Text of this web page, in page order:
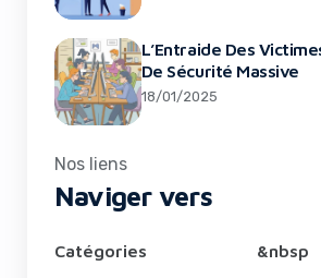
L’Entraide Des
De Sécurité Massive
18/01/2025
Nos liens
Naviger vers
Catégories &nbsp